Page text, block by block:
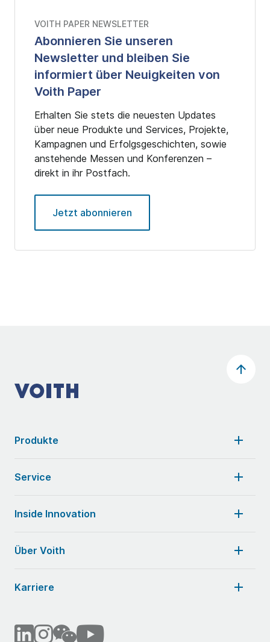
VOITH PAPER NEWSLETTER
Abonnieren Sie unseren
Newsletter und bleiben Sie
informiert über Neuigkeiten von
Voith Paper
Erhalten Sie stets die neuesten Updates
über neue Produkte und Services, Projekte,
Kampagnen und Erfolgsgeschichten, sowie
anstehende Messen und Konferenzen –
direkt in ihr Postfach.
Jetzt abonnieren
Produkte
Service
Inside Innovation
Über Voith
Karriere